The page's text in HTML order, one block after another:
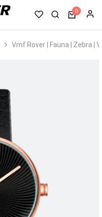
0
Vmf Rover | Fauna | Zebra |